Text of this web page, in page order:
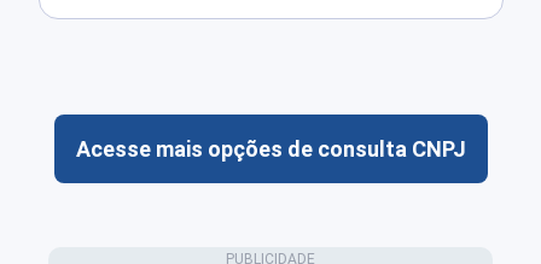
Acesse mais opções de consulta CNPJ